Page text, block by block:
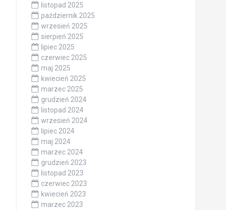
listopad 2025
październik 2025
wrzesień 2025
sierpień 2025
lipiec 2025
czerwiec 2025
maj 2025
kwiecień 2025
marzec 2025
grudzień 2024
listopad 2024
wrzesień 2024
lipiec 2024
maj 2024
marzec 2024
grudzień 2023
listopad 2023
czerwiec 2023
kwiecień 2023
marzec 2023